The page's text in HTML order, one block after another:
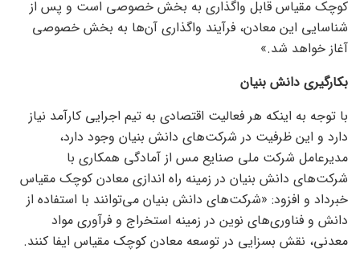
کوچک مقیاس قابل واگذاری به بخش خصوصی است و پس از
شناسایی این معادن، فرآیند واگذاری آن‌ها به بخش خصوصی
آغاز خواهد شد.»
بکارگیری دانش بنیان
با توجه به اینکه هر فعالیت اقتصادی به تیم اجرایی کارآمد نیاز
دارد و این ظرفیت در شرکت‌های دانش بنیان وجود دارد،
مدیرعامل شرکت ملی صنایع مس از آمادگی همکاری با
شرکت‌های دانش بنیان در زمینه راه اندازی معادن کوچک مقیاس
خبرداد و افزود: «شرکت‌های دانش بنیان می‌توانند با استفاده از
دانش و فناوری‌های نوین در زمینه استخراج و فرآوری مواد
معدنی، نقش بسزایی در توسعه معادن کوچک مقیاس ایفا کنند.